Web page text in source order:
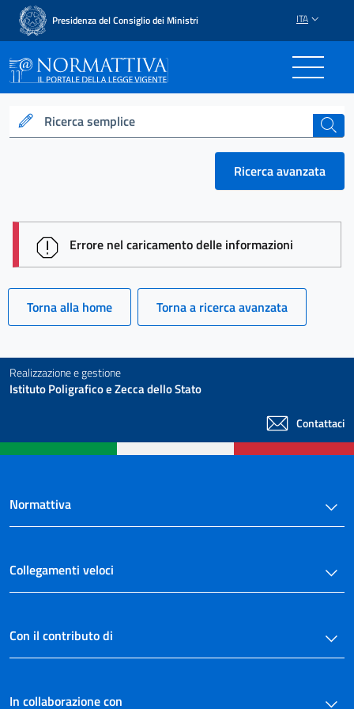
Presidenza del Consiglio dei Ministri ITA
Normattiva - Il portale
Ricerca semplice cerca
Ricerca avanzata
session id:
Errore nel caricamento delle informazioni
Torna alla home Torna a ricerca avanzata
Realizzazione e gestione
Istituto Poligrafico e Zecca dello Stato
Contattaci
Normattiva
Collegamenti veloci
Con il contributo di
In collaborazione con